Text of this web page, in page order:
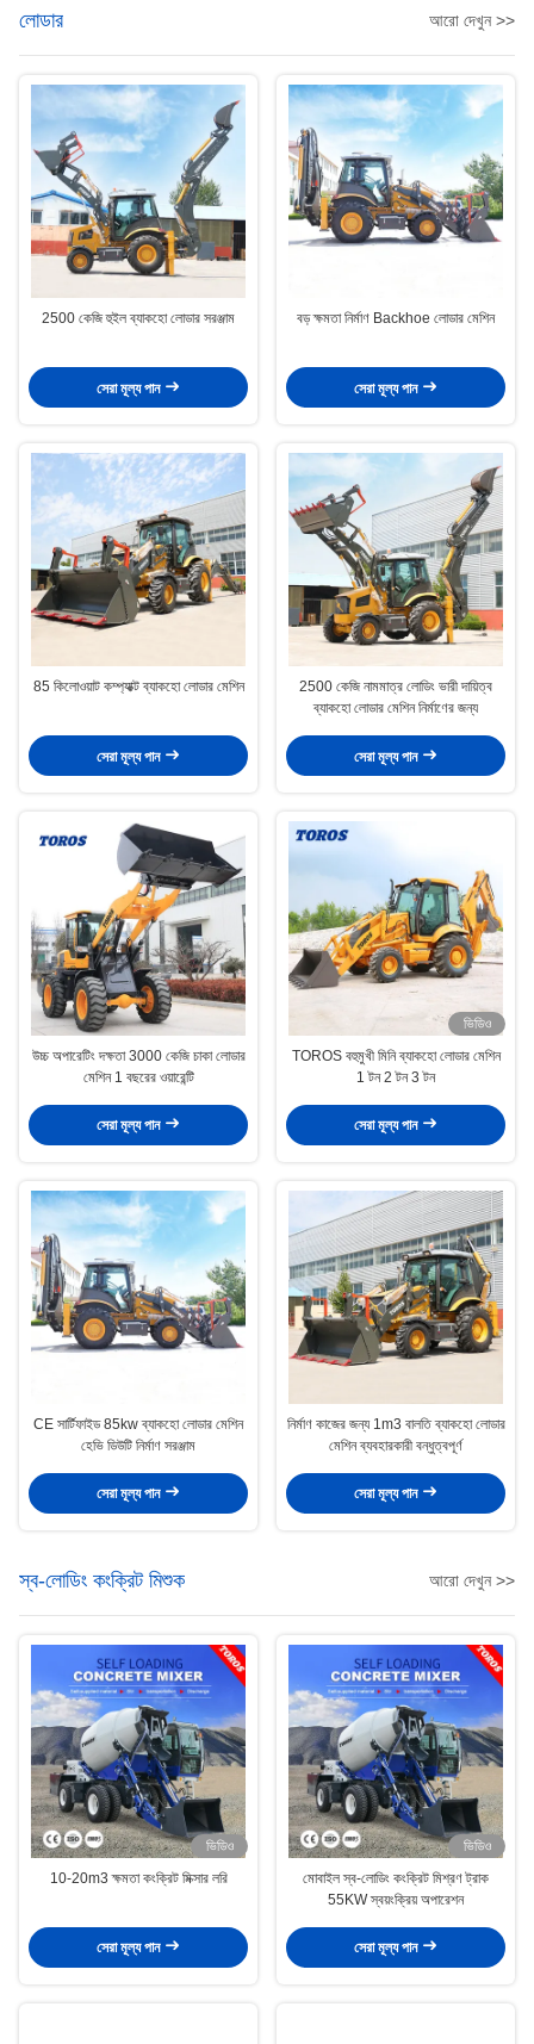
লোডার আরো দেখুন >>
2500 কেজি হুইল ব্যাকহো লোডার সরঞ্জাম
সেরা মূল্য পান
বড় ক্ষমতা নির্মাণ Backhoe লোডার মেশিন
সেরা মূল্য পান
85 কিলোওয়াট কম্প্যাক্ট ব্যাকহো লোডার মেশিন
সেরা মূল্য পান
2500 কেজি নামমাত্র লোডিং ভারী দায়িত্ব
ব্যাকহো লোডার মেশিন নির্মাণের জন্য
সেরা মূল্য পান
উচ্চ অপারেটিং দক্ষতা 3000 কেজি চাকা লোডার
মেশিন 1 বছরের ওয়ারেন্টি
সেরা মূল্য পান
ভিডিও
TOROS বহুমুখী মিনি ব্যাকহো লোডার মেশিন
1 টন 2 টন 3 টন
সেরা মূল্য পান
CE সার্টিফাইড 85kw ব্যাকহো লোডার মেশিন
হেভি ডিউটি ​​নির্মাণ সরঞ্জাম
সেরা মূল্য পান
নির্মাণ কাজের জন্য 1m3 বালতি ব্যাকহো লোডার
মেশিন ব্যবহারকারী বন্ধুত্বপূর্ণ
সেরা মূল্য পান
স্ব-লোডিং কংক্রিট মিশুক আরো দেখুন >>
ভিডিও
10-20m3 ক্ষমতা কংক্রিট মিক্সার লরি
সেরা মূল্য পান
ভিডিও
মোবাইল স্ব-লোডিং কংক্রিট মিশ্রণ ট্রাক
55KW স্বয়ংক্রিয় অপারেশন
সেরা মূল্য পান